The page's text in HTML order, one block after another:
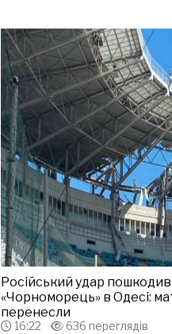
Російський удар пошкодив
«Чорноморець» в Одесі:
перенесли
16:22 636 переглядів